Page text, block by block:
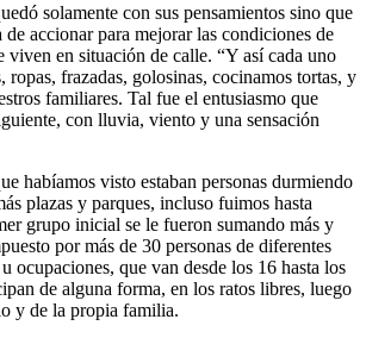
solamente con sus pensamientos sino que
accionar para mejorar las condiciones de
viven en situación de calle. “Y así cada uno
ropas, frazadas, golosinas, cocinamos tortas, y
familiares. Tal fue el entusiasmo que
con lluvia, viento y una sensación
habíamos visto estaban personas durmiendo
plazas y parques, incluso fuimos hasta
grupo inicial se le fueron sumando más y
por más de 30 personas de diferentes
ocupaciones, que van desde los 16 hasta los
de alguna forma, en los ratos libres, luego
y de la propia familia.